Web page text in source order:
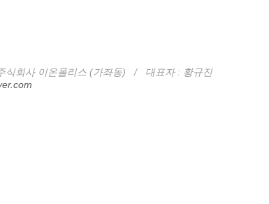
식회사 이온폴리스 (가좌동)
/ 대표자 : 황규진